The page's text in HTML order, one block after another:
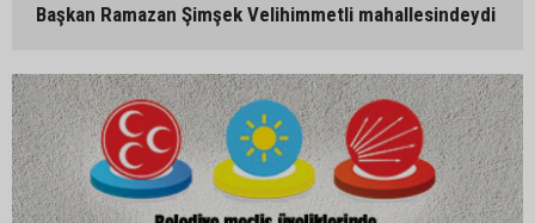
Başkan Ramazan Şimşek Velihimmetli mahallesindeydi